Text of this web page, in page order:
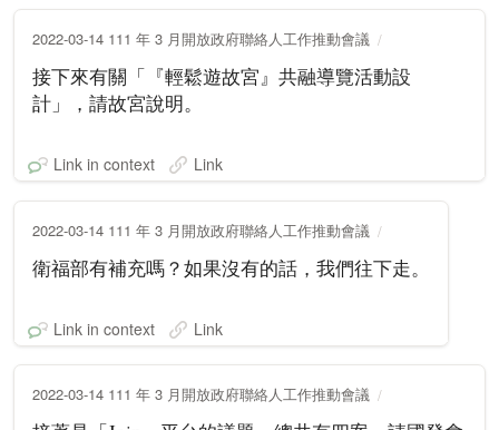
2022-03-14 111 年 3 月開放政府聯絡人工作推動會議
接下來有關「『輕鬆遊故宮』共融導覽活動設
計」，請故宮說明。
Link in context Link
2022-03-14 111 年 3 月開放政府聯絡人工作推動會議
衛福部有補充嗎？如果沒有的話，我們往下走。
Link in context Link
2022-03-14 111 年 3 月開放政府聯絡人工作推動會議